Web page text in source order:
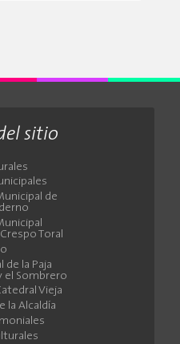
sitio
de
Toral
de la Paja
el Sombrero
Vieja
la Alcaldía